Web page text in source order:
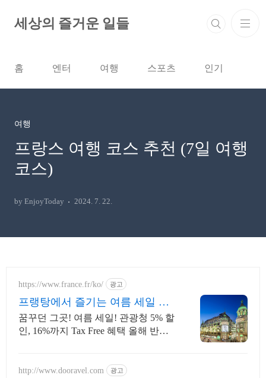
세상의 즐거운 일들
홈 엔터 여행 스포츠 인기
여행
프랑스 여행 코스 추천 (7일 여행
코스)
by EnjoyToday 2024. 7. 22.
https://www.france.fr/ko/ 광고
프랭탕에서 즐기는 여름 세일 무
료 에펠탑뷰 테라스
꿈꾸던 그곳! 여름 세일! 관광청 5% 할
인, 16%까지 Tax Free 혜택 올해 반드
http://www.dooravel.com 광고